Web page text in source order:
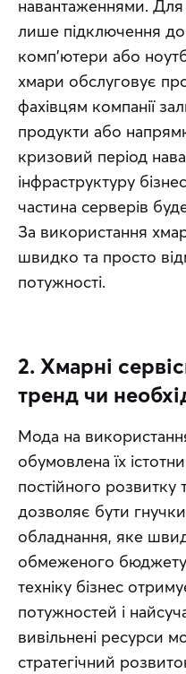
навантаженнями. Для
лише підключення до
комп’ютери або
хмари обслуговує
фахівцям компанії
продукти або
кризовий період
інфраструктуру
частина серверів
За використання
швидко та просто
потужності.
2. Хмарні
тренд чи
Мода на
обумовлена ​​їх
постійного розвитку
дозволяє бути
обладнання, яке
обмеженого бюджету
техніку бізнес
потужностей і
вивільнені ресурси
стратегічний